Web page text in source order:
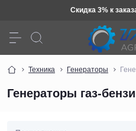
Скидка 3% к
Техника Генераторы
Генераторы газ-